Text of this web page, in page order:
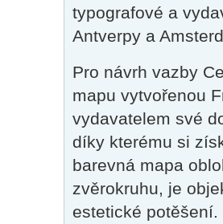
typografové a
Antverpy a
Pro návrh vazby
mapu vytvořenou
vydavatelem své
díky kterému si
barevná mapa
zvěrokruhu, je
estetické